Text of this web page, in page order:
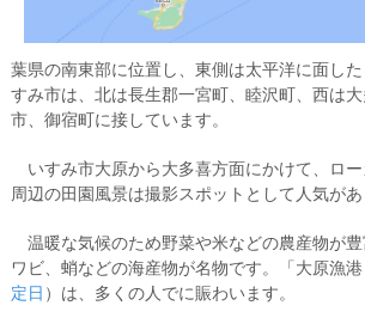
葉県の南東部に位置し、東側は太平洋に面し
すみ市は、北は長生郡一宮町、睦沢町、西は
市、御宿町に接しています。
いすみ市大原から大多喜方面にかけて、ロ
周辺の田園風景は撮影スポットとして人気があ
温暖な気候のため野菜や米などの農産物が
ワビ、蛸などの海産物が名物です。「大原漁
定日 ）は、多くの人でに賑わいます。